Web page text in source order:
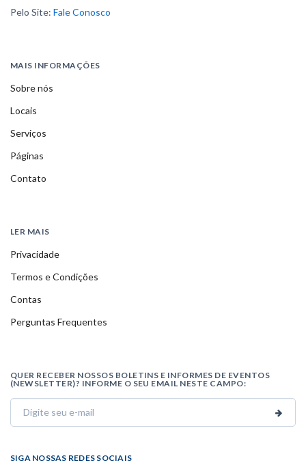
Pelo Site: Fale Conosco
MAIS INFORMAÇÕES
Sobre nós
Locais
Serviços
Páginas
Contato
LER MAIS
Privacidade
Termos e Condições
Contas
Perguntas Frequentes
QUER RECEBER NOSSOS BOLETINS E INFORMES DE EVENTOS
(NEWSLETTER)? INFORME O SEU EMAIL NESTE CAMPO:
SIGA NOSSAS REDES SOCIAIS